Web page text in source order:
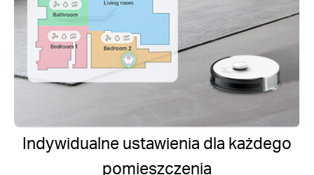
Indywidualne ustawienia dla każdego
pomieszczenia